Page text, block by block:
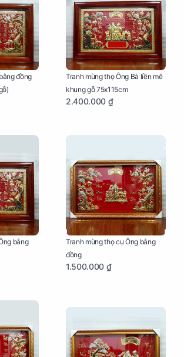
đồng
Tranh mừng thọ Ông Bà liền mê
khung gỗ 75x115cm
2.400.000 ₫
bằng
Tranh mừng thọ cụ Ông bằng
đồng
1.500.000 ₫